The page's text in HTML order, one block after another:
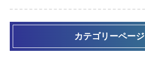
カテゴリーページ